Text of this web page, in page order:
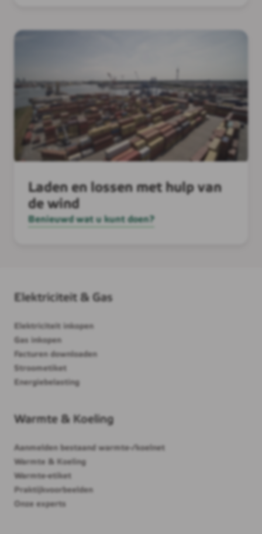
Laden en lossen met hulp van
de wind
Benieuwd wat u kunt doen?
Elektriciteit & Gas
Elektriciteit inkopen
Gas inkopen
Facturen downloaden
Stroometiket
Energiebelasting
Warmte & Koeling
Aanmelden bestaand warmte-/koelnet
Warmte & Koeling
Warmte-etiket
Praktijkvoorbeelden
Onze experts